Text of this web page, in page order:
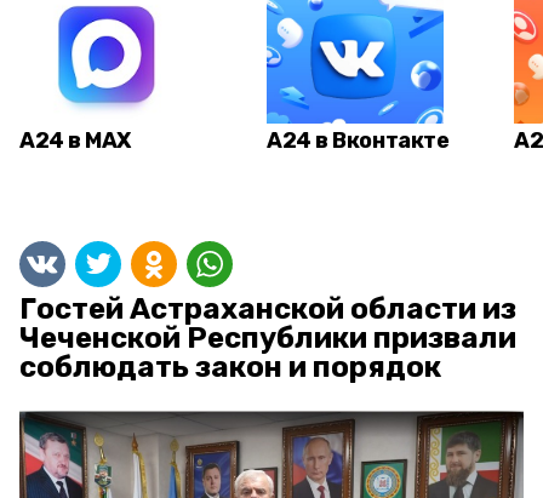
А24 в MAX А24 в Вконтакте
Гостей Астраханской области из
Чеченской Республики призвали
соблюдать закон и порядок